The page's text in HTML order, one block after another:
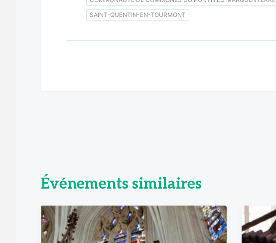
SAINT-QUENTIN-EN-TOURMONT
Événements similaires